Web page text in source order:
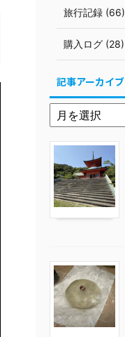
旅行記録 (66)
購入ログ (28)
記事アーカイブ